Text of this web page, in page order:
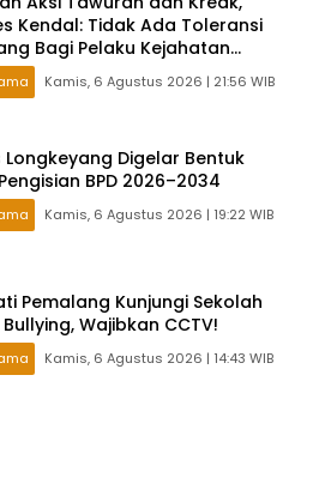
Kendal: Tidak Ada Toleransi
Bagi Pelaku Kejahatan
Kamis, 6 Agustus 2026 | 21:56 WIB
Longkeyang Digelar Bentuk
BPD 2026–2034
Kamis, 6 Agustus 2026 | 19:22 WIB
Pemalang Kunjungi Sekolah
Wajibkan CCTV!
Kamis, 6 Agustus 2026 | 14:43 WIB